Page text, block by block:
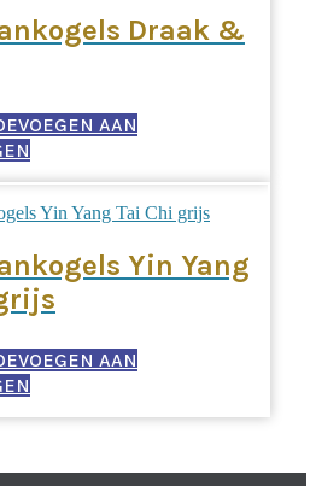
Draak &
AAN
Yin Yang
AAN